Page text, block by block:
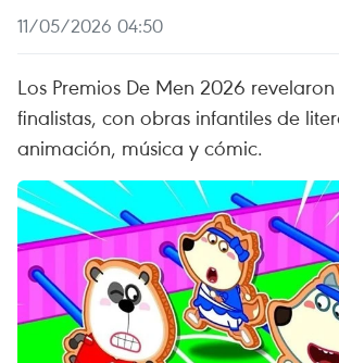
11/05/2026 04:50
Los Premios De Men 2026 revelaron
finalistas, con obras infantiles de
animación, música y cómic.